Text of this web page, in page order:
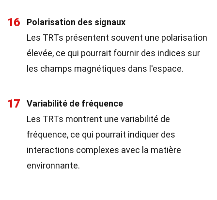
16
Polarisation des signaux
Les TRTs présentent souvent une polarisation
élevée, ce qui pourrait fournir des indices sur
les champs magnétiques dans l'espace.
17
Variabilité de fréquence
Les TRTs montrent une variabilité de
fréquence, ce qui pourrait indiquer des
interactions complexes avec la matière
environnante.